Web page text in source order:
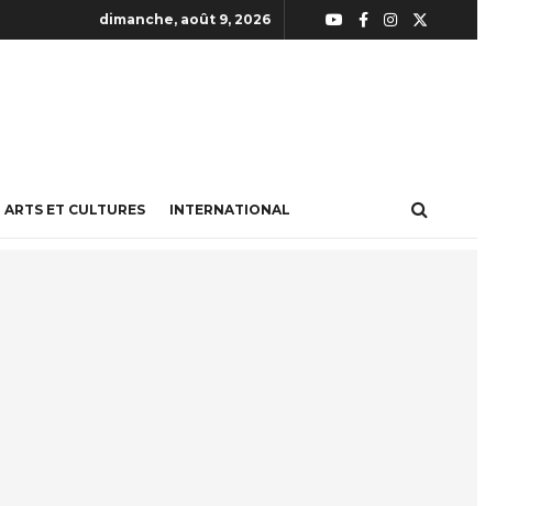
dimanche, août 9, 2026
ARTS ET CULTURES INTERNATIONAL